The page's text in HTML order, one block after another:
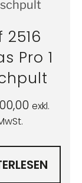
2516
Pro 1
exkl.